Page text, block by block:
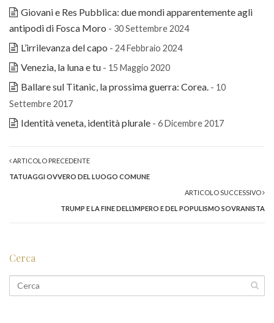
Giovani e Res Pubblica: due mondi apparentemente agli
antipodi di Fosca Moro - 30 Settembre 2024
L’irrilevanza del capo - 24 Febbraio 2024
Venezia, la luna e tu - 15 Maggio 2020
Ballare sul Titanic, la prossima guerra: Corea. - 10
Settembre 2017
Identità veneta, identità plurale - 6 Dicembre 2017
ARTICOLO PRECEDENTE
TATUAGGI OVVERO DEL LUOGO COMUNE
ARTICOLO SUCCESSIVO
TRUMP E LA FINE DELL’IMPERO E DEL POPULISMO SOVRANISTA
Cerca